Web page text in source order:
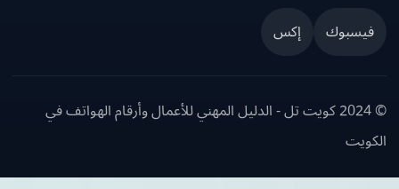
إكس
© 2024 كويت تل - الدليل المهني للأعمال وأرقام الهواتف في